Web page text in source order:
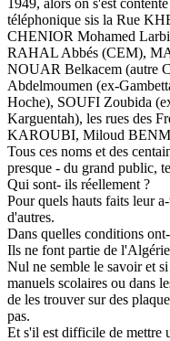
1949, alors on s'est
téléphonique sis la Rue
CHENIOR Mohamed Larbi
RAHAL Abbés (CEM),
NOUAR Belkacem (autre
Abdelmoumen (ex-
Hoche), SOUFI Zoubida
Karguentah), les rues des
KAROUBI, Miloud
Tous ces noms et des
presque - du grand public,
Qui sont- ils réellement ?
Pour quels hauts faits leur
d'autres.
Dans quelles conditions
Ils ne font partie de
Nul ne semble le savoir et
manuels scolaires ou dans
de les trouver sur des
pas.
Et s'il est difficile de mettre